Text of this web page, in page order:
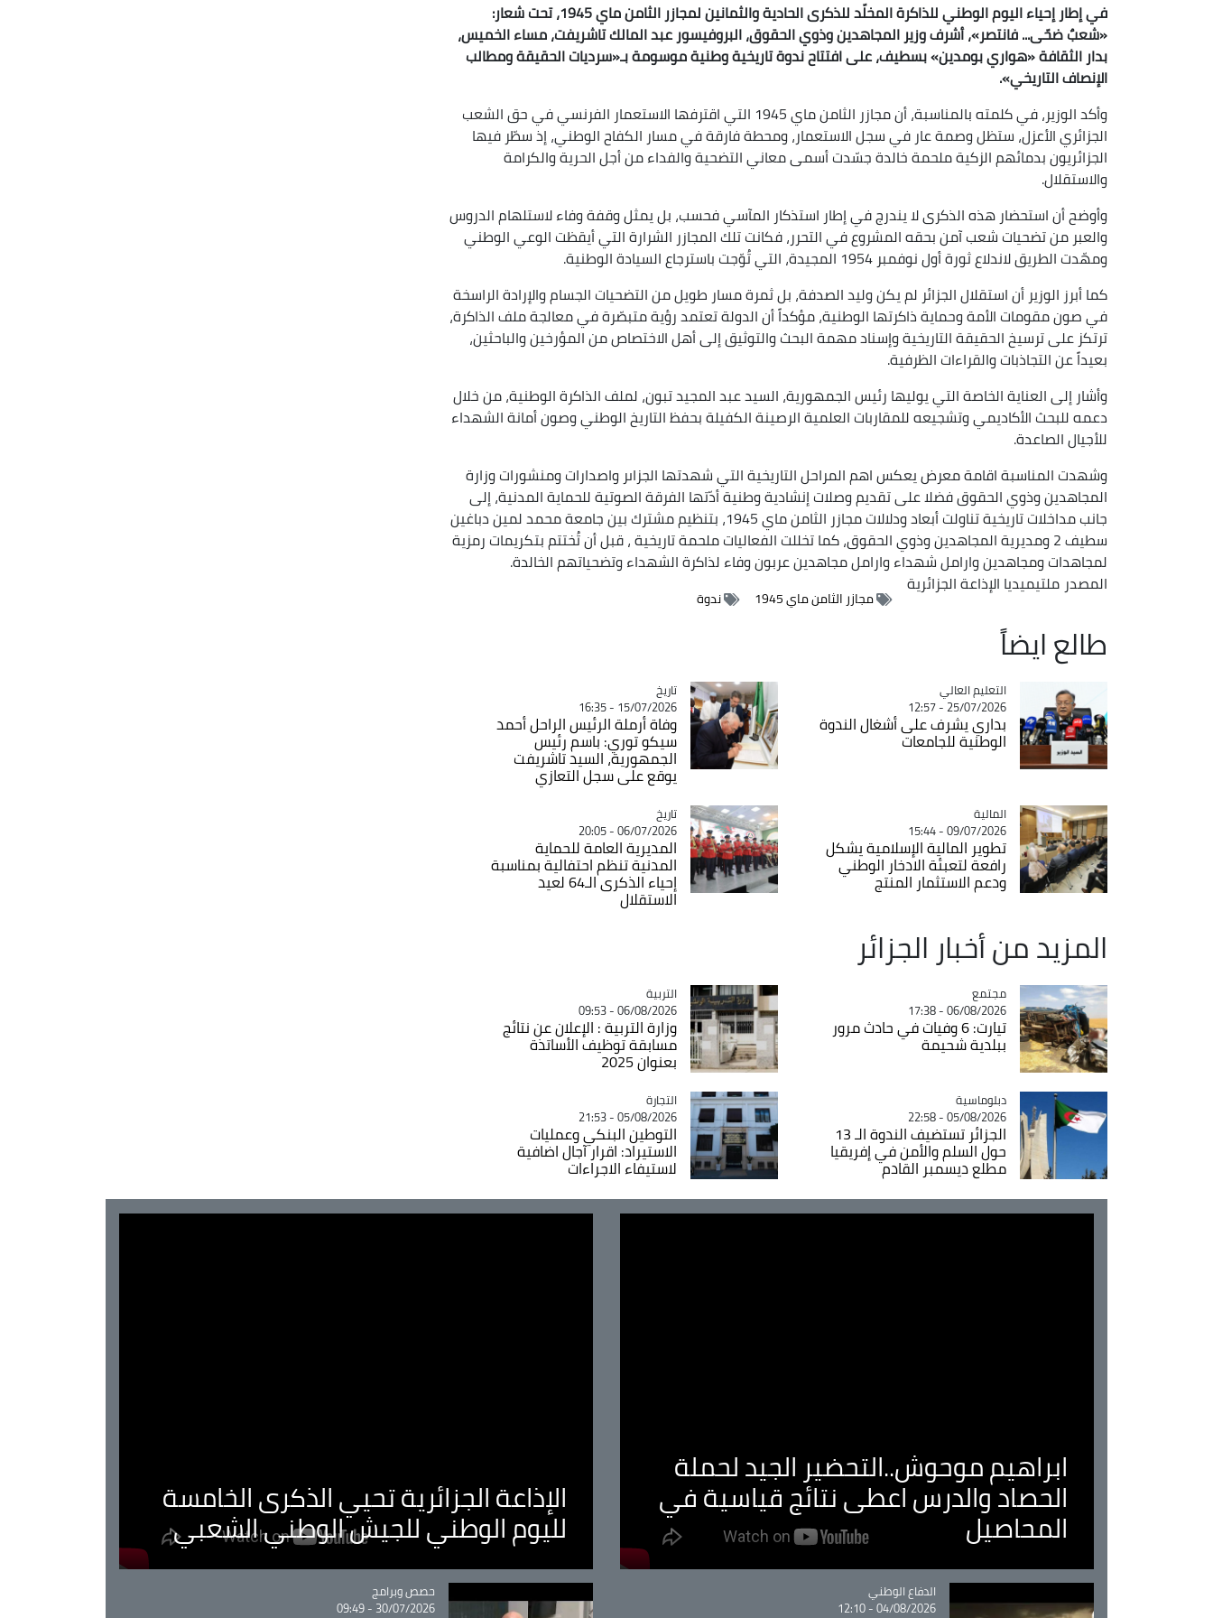
في إطار إحياء اليوم الوطني للذاكرة المخلّد للذكرى الحادية والثمانين لمجازر الثامن ماي 1945، تحت شعار:
«شعبٌ ضحّى... فانتصر»، أشرف وزير المجاهدين وذوي الحقوق، البروفيسور عبد المالك تاشريفت، مساء الخميس،
بدار الثقافة «هواري بومدين» بسطيف، على افتتاح ندوة تاريخية وطنية موسومة بـ«سرديات الحقيقة ومطالب
الإنصاف التاريخي».
وأكد الوزير، في كلمته بالمناسبة، أن مجازر الثامن ماي 1945 التي اقترفها الاستعمار الفرنسي في حق الشعب
الجزائري الأعزل، ستظل وصمة عار في سجل الاستعمار، ومحطة فارقة في مسار الكفاح الوطني، إذ سطّر فيها
الجزائريون بدمائهم الزكية ملحمة خالدة جسّدت أسمى معاني التضحية والفداء من أجل الحرية والكرامة
والاستقلال.
وأوضح أن استحضار هذه الذكرى لا يندرج في إطار استذكار المآسي فحسب، بل يمثل وقفة وفاء لاستلهام الدروس
والعبر من تضحيات شعب آمن بحقه المشروع في التحرر، فكانت تلك المجازر الشرارة التي أيقظت الوعي الوطني
ومهّدت الطريق لاندلاع ثورة أول نوفمبر 1954 المجيدة، التي تُوّجت باسترجاع السيادة الوطنية.
كما أبرز الوزير أن استقلال الجزائر لم يكن وليد الصدفة، بل ثمرة مسار طويل من التضحيات الجسام والإرادة الراسخة
في صون مقومات الأمة وحماية ذاكرتها الوطنية، مؤكداً أن الدولة تعتمد رؤية متبصّرة في معالجة ملف الذاكرة،
ترتكز على ترسيخ الحقيقة التاريخية وإسناد مهمة البحث والتوثيق إلى أهل الاختصاص من المؤرخين والباحثين،
بعيداً عن التجاذبات والقراءات الظرفية.
وأشار إلى العناية الخاصة التي يوليها رئيس الجمهورية، السيد عبد المجيد تبون، لملف الذاكرة الوطنية، من خلال
دعمه للبحث الأكاديمي وتشجيعه للمقاربات العلمية الرصينة الكفيلة بحفظ التاريخ الوطني وصون أمانة الشهداء
للأجيال الصاعدة.
وشهدت المناسبة اقامة معرض يعكس اهم المراحل التاريخية التي شهدتها الجزاىر واصدارات ومنشورات وزارة
المجاهدين وذوي الحقوق فضلا على تقديم وصلات إنشادية وطنية أدّتها الفرقة الصوتية للحماية المدنية، إلى
جانب مداخلات تاريخية تناولت أبعاد ودلالات مجازر الثامن ماي 1945، بتنظيم مشترك بين جامعة محمد لمين دباغين
سطيف 2 ومديرية المجاهدين وذوي الحقوق، كما تخللت الفعاليات ملحمة تاريخية ، قبل أن تُختتم بتكريمات رمزية
لمجاهدات ومجاهدين وارامل شهداء وارامل مجاهدين عربون وفاء لذاكرة الشهداء وتضحياتهم الخالدة.
المصدر ملتيميديا الإذاعة الجزائرية
مجازر الثامن ماي 1945 ندوة
طالع ايضاً
Catégorie
التعليم العالي
25/07/2026 - 12:57
بداري يشرف على أشغال الندوة
الوطنية للجامعات
Catégorie
تاريخ
15/07/2026 - 16:35
وفاة أرملة الرئيس الراحل أحمد
سيكو توري: باسم رئيس
الجمهورية، السيد تاشريفت
يوقع على سجل التعازي
Catégorie
المالية
09/07/2026 - 15:44
تطوير المالية الإسلامية يشكل
رافعة لتعبئة الادخار الوطني
ودعم الاستثمار المنتج
Catégorie
تاريخ
06/07/2026 - 20:05
المديرية العامة للحماية
المدنية تنظم احتفالية بمناسبة
إحياء الذكرى الـ64 لعيد
الاستقلال
المزيد من أخبار الجزائر
Catégorie
مجتمع
06/08/2026 - 17:38
تيارت: 6 وفيات في حادث مرور
ببلدية شحيمة
Catégorie
التربية
06/08/2026 - 09:53
وزارة التربية : الإعلان عن نتائج
مسابقة توظيف الأساتذة
بعنوان 2025
Catégorie
دبلوماسية
05/08/2026 - 22:58
الجزائر تستضيف الندوة الـ 13
حول السلم والأمن في إفريقيا
مطلع ديسمبر القادم
Catégorie
التجارة
05/08/2026 - 21:53
التوطين البنكي وعمليات
الاستيراد: اقرار آجال اضافية
لاستيفاء الاجراءات
ابراهيم موحوش..التحضير الجيد لحملة
الحصاد والدرس اعطى نتائج قياسية في
المحاصيل
الإذاعة الجزائرية تحيي الذكرى الخامسة
لليوم الوطني للجيش الوطني الشعبي
Catégorie
الدفاع الوطني
04/08/2026 - 12:10
Catégorie
حصص وبرامج
30/07/2026 - 09:49